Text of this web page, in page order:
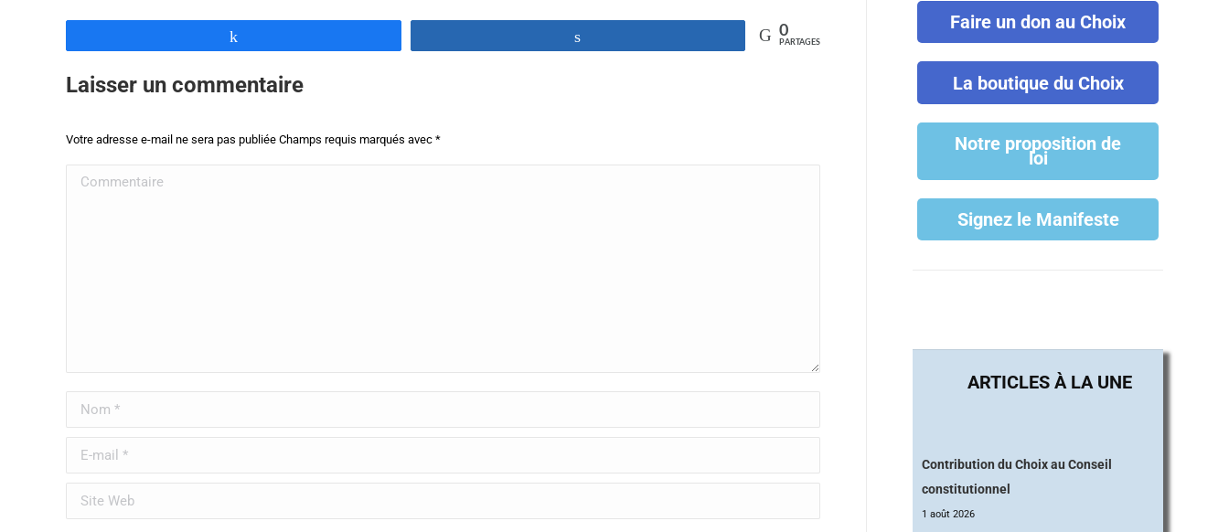
0
PARTAGES
Laisser un commentaire
Votre adresse e-mail ne sera pas publiée Champs requis marqués avec *
Commentaire
Nom *
E-mail *
Site Web
Faire un don au Choix
La boutique du Choix
Notre proposition de
loi
Signez le Manifeste
Contribution du Choix au Conseil
constitutionnel
1 août 2026